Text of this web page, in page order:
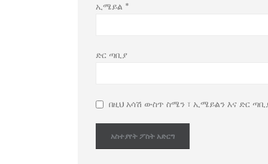
ኢሜይል *
ድር ጣቢያ
በዚህ አሳሽ ውስጥ ስሜን ፣ ኢሜይልን እና ድር